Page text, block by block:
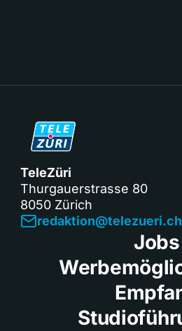
TeleZüri
Thurgauerstrasse 80
8050 Zürich
redaktion@telezueri.ch
Jobs